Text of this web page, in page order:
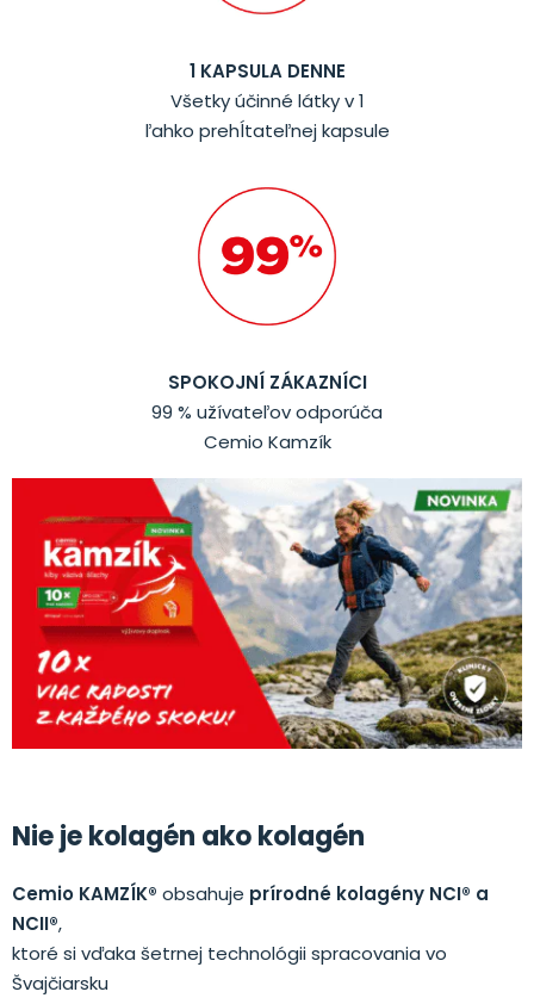
1 KAPSULA DENNE
Všetky účinné látky v 1
ľahko prehĺtateľnej kapsule
SPOKOJNÍ ZÁKAZNÍCI
99 % užívateľov odporúča
Cemio Kamzík
Nie je kolagén ako kolagén
Cemio KAMZÍK® obsahuje prírodné kolagény NCI® a
NCII®,
ktoré si vďaka šetrnej technológii spracovania vo
Švajčiarsku